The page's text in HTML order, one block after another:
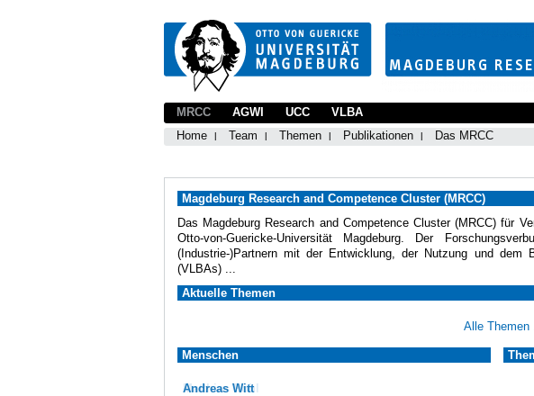
MRCC
Home
Team Themen Publikationen Das MRCC
AGWI UCC VLBA
Magdeburg Research and Competence Cluster (MRCC)
Das Magdeburg Research and Competence Cluster (MRCC) für
Otto-von-Guericke-Universität Magdeburg. Der
(Industrie-)Partnern mit der Entwicklung, der Nutzung und dem
(VLBAs) ...
Aktuelle Themen
Alle Themen
Menschen
Andreas Witt